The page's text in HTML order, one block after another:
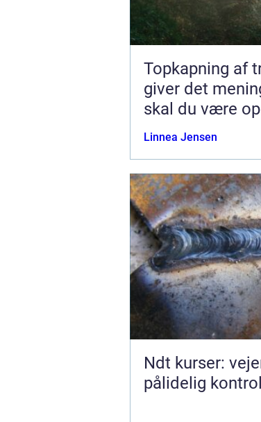
Topkapning af
giver det
skal du være
på?
Linnea Jensen
Ndt kurser:
pålidelig